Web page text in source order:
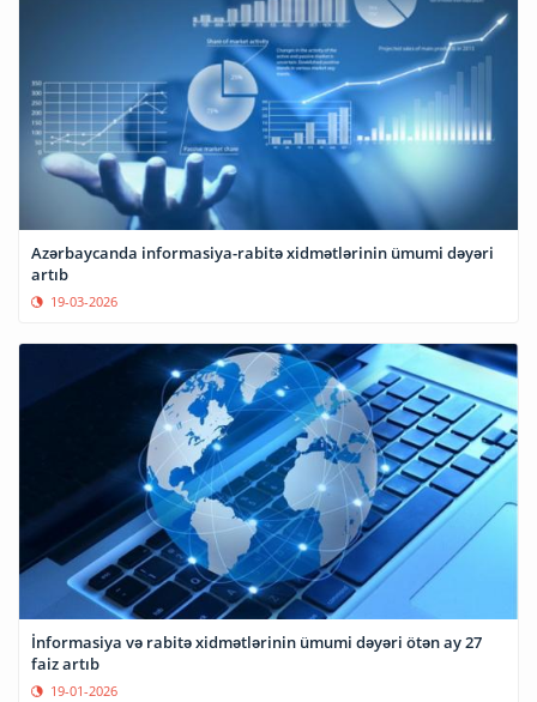
Azərbaycanda informasiya-rabitə xidmətlərinin ümumi dəyəri
artıb
19-03-2026
İnformasiya və rabitə xidmətlərinin ümumi dəyəri ötən ay 27
faiz artıb
19-01-2026